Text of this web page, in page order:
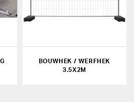
BOUWHEK / WERFHEK
3.5X2M